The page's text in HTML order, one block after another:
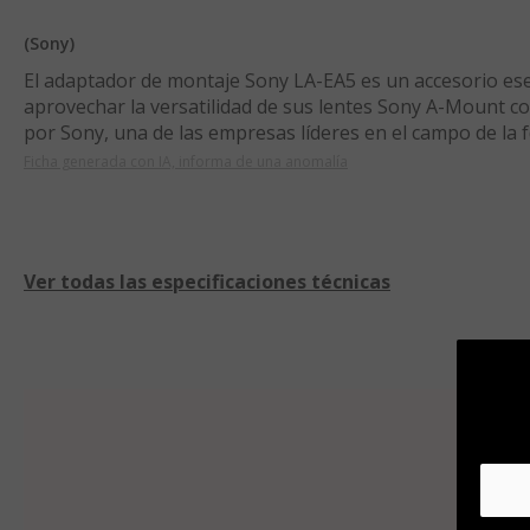
(Sony)
El adaptador de montaje Sony LA-EA5 es un accesorio
aprovechar la versatilidad de sus lentes Sony A-Mount
por Sony, una de las empresas líderes en el campo de
de disparo, desde retratos hasta fotografía de paisajes,
Ver todas las especificaciones técnicas